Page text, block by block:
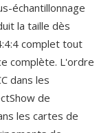
échantillonnage
la taille dès
complet tout
complète. L'ordre
dans les
de
les cartes de